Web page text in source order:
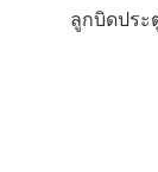
ลูกบิดประ